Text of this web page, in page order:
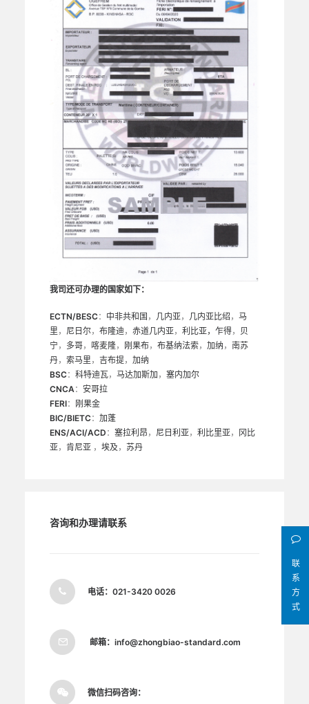
我司还可办理的国家如下：
ECTN/BESC： 中非共和国 ， 几内亚， 几内亚比绍 ， 马
里 ， 尼日尔， 布隆迪 ， 赤道几内亚， 利比亚， 乍得， 贝
宁， 多哥， 喀麦隆， 刚果布， 布基纳法索， 加纳 ， 南苏
丹， 索马里 ， 吉布提， 加纳
BSC： 科特迪瓦， 马达加斯加 ， 塞内加尔
CNCA： 安哥拉
FERI：
刚果金
BIC/BIETC： 加蓬
ENS/ACI/ACD ： 塞拉利昂 ， 尼日利亚， 利比里亚，
冈比
亚， 肯尼亚 ， 埃及 ， 苏丹
咨询和办理请联系
电话： 021-3420 0026
邮箱： info@zhongbiao-standard.com
微信扫码咨询：
联
系
方
式